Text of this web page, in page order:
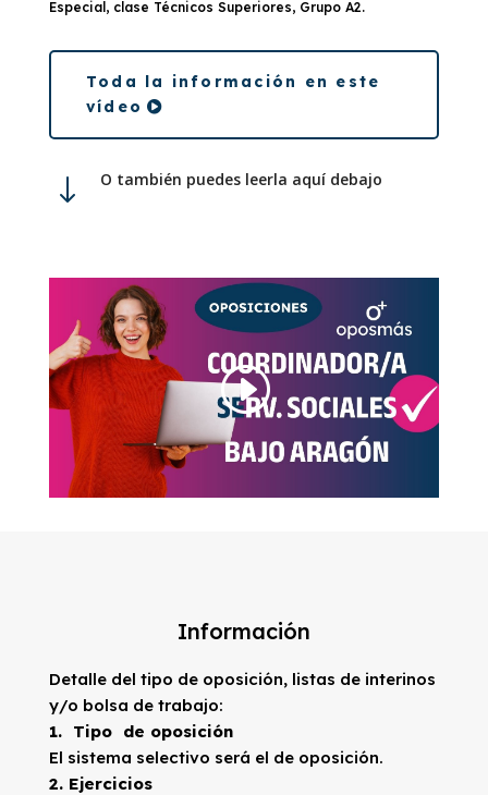
Especial, clase Técnicos Superiores, Grupo A2.
Toda la información en este
vídeo
" O también puedes leerla aquí debajo
Información
Detalle del tipo de oposición, listas de interinos
y/o bolsa de trabajo:
1. Tipo de oposición
El sistema selectivo será el de oposición.
2. Ejercicios